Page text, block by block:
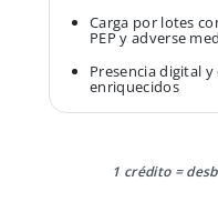
Carga por lotes
PEP y adverse
Presencia digital
enriquecidos
1 crédito =